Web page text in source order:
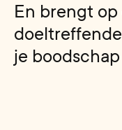
En brengt op
doeltreffende
je boodschap